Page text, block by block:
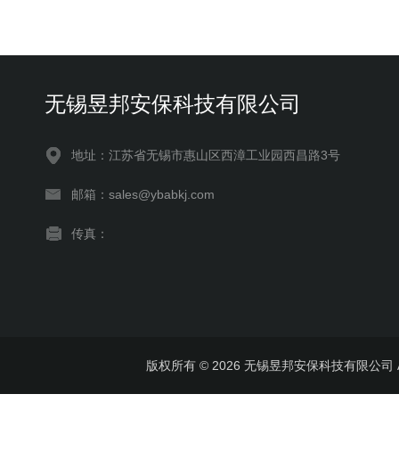
无锡昱邦安保科技有限公司
地址：江苏省无锡市惠山区西漳工业园西昌路3号
邮箱：sales@ybabkj.com
传真：
版权所有 © 2026 无锡昱邦安保科技有限